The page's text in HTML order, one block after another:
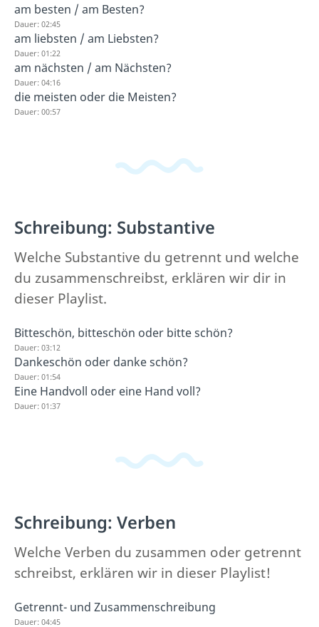
am besten / am Besten?
Dauer: 02:45
am liebsten / am Liebsten?
Dauer: 01:22
am nächsten / am Nächsten?
Dauer: 04:16
die meisten oder die Meisten?
Dauer: 00:57
Schreibung: Substantive
Welche Substantive du getrennt und welche
du zusammenschreibst, erklären wir dir in
dieser Playlist.
Bitteschön, bitteschön oder bitte schön?
Dauer: 03:12
Dankeschön oder danke schön?
Dauer: 01:54
Eine Handvoll oder eine Hand voll?
Dauer: 01:37
Schreibung: Verben
Welche Verben du zusammen oder getrennt
schreibst, erklären wir in dieser Playlist!
Getrennt- und Zusammenschreibung
Dauer: 04:45